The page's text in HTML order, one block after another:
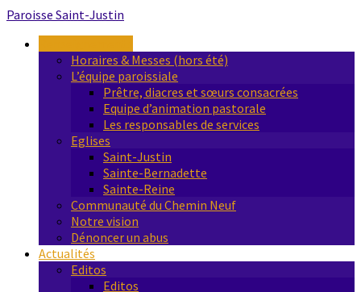
Paroisse Saint-Justin
Horaires & Messes (hors été)
L’équipe paroissiale
Prêtre, diacres et sœurs consacrées
Equipe d’animation pastorale
Les responsables de services
Eglises
Saint-Justin
Sainte-Bernadette
Sainte-Reine
Communauté du Chemin Neuf
Notre vision
Dénoncer un abus
Actualités
Editos
Editos